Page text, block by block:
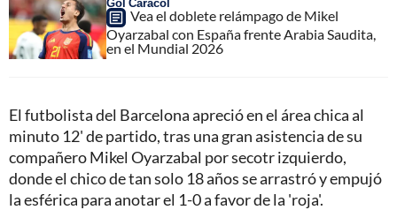
Vea el doblete relámpago de Mikel
Oyarzabal con España frente Arabia Saudita,
en el Mundial 2026
El futbolista del Barcelona apreció en el área chica al
minuto 12' de partido, tras una gran asistencia de su
compañero Mikel Oyarzabal por secotr izquierdo,
donde el chico de tan solo 18 años se arrastró y empujó
la esférica para anotar el 1-0 a favor de la 'roja'.